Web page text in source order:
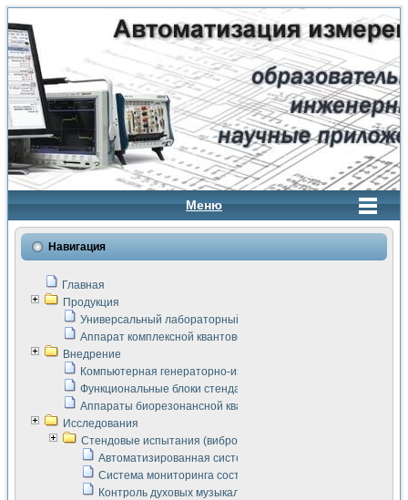
Меню
Навигация
Главная
Продукция
Универсальный лабораторный стенд "Сигнал-USB"
Аппарат комплексной квантовой терапии Интроскан
Внедрение
Компьютерная генераторно-измерительная система
Функциональные блоки стенда "Сигнал-USB"
Аппараты биорезонансной квантовой терапии серии СКАН
Исследования
Стендовые испытания (виброакустика, тензометрия и т.п.)
Автоматизированная система измерения параметров
Система мониторинга состояния тяговых
Контроль духовых музыкальных инструментов